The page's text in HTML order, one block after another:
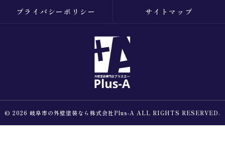
プライバシーポリシー サイトマップ
© 2026 岐阜市の外壁塗装なら株式会社Plus-A ALL RIGHTS RESERVED.